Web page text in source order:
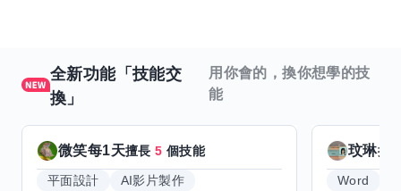
全新功能「技能交
換」
用你會的，換你想學的技
能
微笑每1天擅長5 個技能
平面設計
AI影片製作
玟琳擅
Word